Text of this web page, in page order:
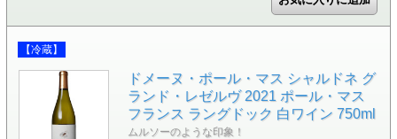
【冷蔵】
ドメーヌ・ポール・マス シャルドネ グ
ランド・レゼルヴ 2021 ポール・マス
フランス ラングドック 白ワイン 750ml
ムルソーのような印象！